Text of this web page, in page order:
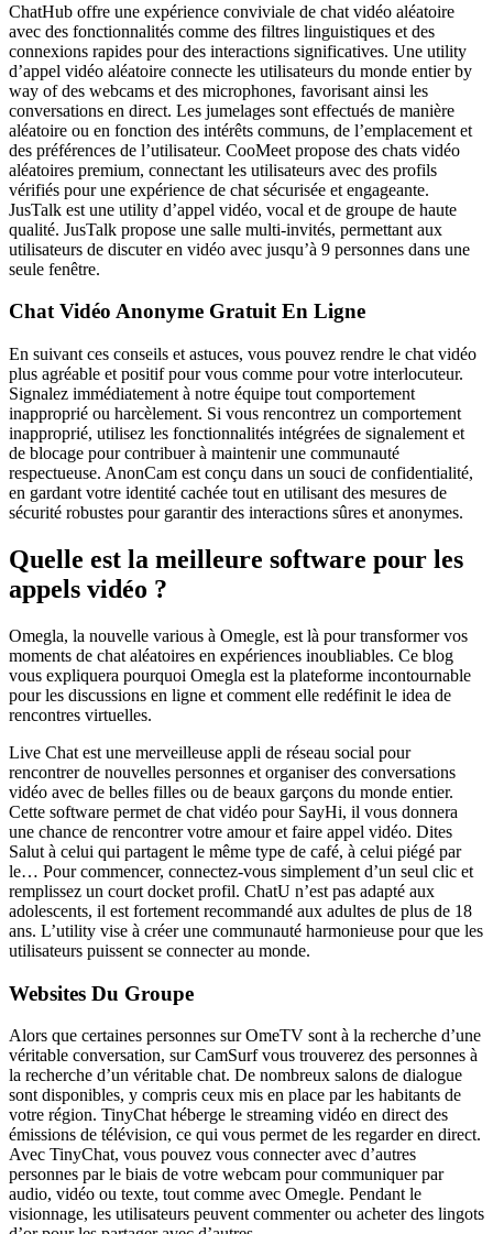
ChatHub offre une expérience conviviale de chat vidéo aléatoire
avec des fonctionnalités comme des filtres linguistiques et des
connexions rapides pour des interactions significatives. Une utility
d’appel vidéo aléatoire connecte les utilisateurs du monde entier by
way of des webcams et des microphones, favorisant ainsi les
conversations en direct. Les jumelages sont effectués de manière
aléatoire ou en fonction des intérêts communs, de l’emplacement et
des préférences de l’utilisateur. CooMeet propose des chats vidéo
aléatoires premium, connectant les utilisateurs avec des profils
vérifiés pour une expérience de chat sécurisée et engageante.
JusTalk est une utility d’appel vidéo, vocal et de groupe de haute
qualité. JusTalk propose une salle multi-invités, permettant aux
utilisateurs de discuter en vidéo avec jusqu’à 9 personnes dans une
seule fenêtre.
Chat Vidéo Anonyme Gratuit En Ligne
En suivant ces conseils et astuces, vous pouvez rendre le chat vidéo
plus agréable et positif pour vous comme pour votre interlocuteur.
Signalez immédiatement à notre équipe tout comportement
inapproprié ou harcèlement. Si vous rencontrez un comportement
inapproprié, utilisez les fonctionnalités intégrées de signalement et
de blocage pour contribuer à maintenir une communauté
respectueuse. AnonCam est conçu dans un souci de confidentialité,
en gardant votre identité cachée tout en utilisant des mesures de
sécurité robustes pour garantir des interactions sûres et anonymes.
Quelle est la meilleure software pour les
appels vidéo ?
Omegla, la nouvelle various à Omegle, est là pour transformer vos
moments de chat aléatoires en expériences inoubliables. Ce blog
vous expliquera pourquoi Omegla est la plateforme incontournable
pour les discussions en ligne et comment elle redéfinit le idea de
rencontres virtuelles.
Live Chat est une merveilleuse appli de réseau social pour
rencontrer de nouvelles personnes et organiser des conversations
vidéo avec de belles filles ou de beaux garçons du monde entier.
Cette software permet de chat vidéo pour SayHi, il vous donnera
une chance de rencontrer votre amour et faire appel vidéo. Dites
Salut à celui qui partagent le même type de café, à celui piégé par
le… Pour commencer, connectez-vous simplement d’un seul clic et
remplissez un court docket profil. ChatU n’est pas adapté aux
adolescents, il est fortement recommandé aux adultes de plus de 18
ans. L’utility vise à créer une communauté harmonieuse pour que les
utilisateurs puissent se connecter au monde.
Websites Du Groupe
Alors que certaines personnes sur OmeTV sont à la recherche d’une
véritable conversation, sur CamSurf vous trouverez des personnes à
la recherche d’un véritable chat. De nombreux salons de dialogue
sont disponibles, y compris ceux mis en place par les habitants de
votre région. TinyChat héberge le streaming vidéo en direct des
émissions de télévision, ce qui vous permet de les regarder en direct.
Avec TinyChat, vous pouvez vous connecter avec d’autres
personnes par le biais de votre webcam pour communiquer par
audio, vidéo ou texte, tout comme avec Omegle. Pendant le
visionnage, les utilisateurs peuvent commenter ou acheter des lingots